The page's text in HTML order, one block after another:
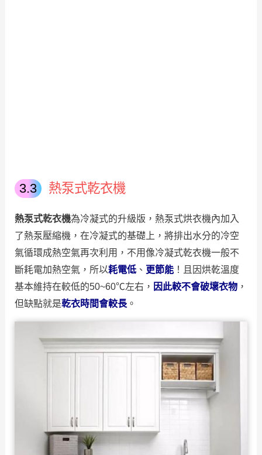
熱泵式乾衣機
熱泵式乾衣機為冷凝式的升級版，熱泵式烘衣機內加入
了熱泵壓縮機，在冷凝式的基礎上，將排出水分的冷空
氣循環成熱空氣再次利用，不用像冷凝式乾衣機一般不
斷耗電加熱空氣，所以耗電低、 更節能！且因烘乾溫度
基本維持在較低的50~60℃左右， 因此較不會破壞衣物，
但缺點就是乾衣時間會較長。